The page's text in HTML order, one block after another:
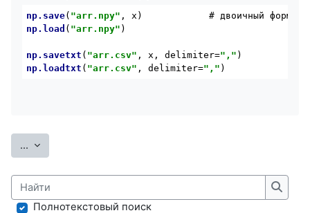
np.save( "arr.npy" , x)            # двоичный формат
np.load ( "arr.npy" )
np.savetxt ( "arr.csv" , x, delimiter=","
np.loadtxt ( "arr.csv" , delimiter="," )
... Экспорт записей
Найти
Найти
Полнотекстовый поиск